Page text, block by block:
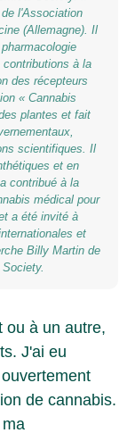
l'Association
(Allemagne). Il
à la
des récepteurs
« Cannabis
plantes et fait
scientifiques. Il
et en
contribué à la
médical pour
a été invité à
et
Billy Martin de
ou à un autre,
J'ai eu
de cannabis.